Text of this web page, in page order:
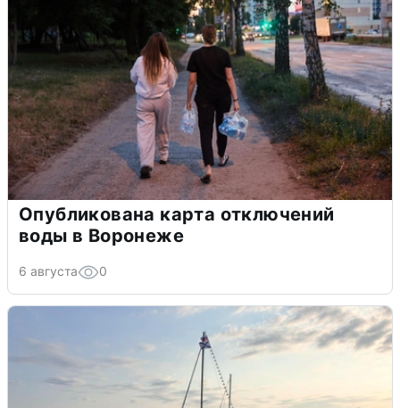
Опубликована карта отключений
воды в Воронеже
6 августа 0